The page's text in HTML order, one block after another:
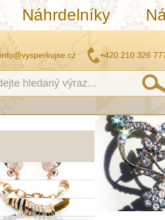
Náhrdelníky
info@vysperkujse.cz +420 210 326